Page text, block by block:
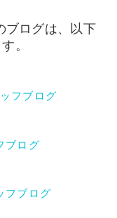
ブログは、以下
。
フブログ
ブログ
ブログ